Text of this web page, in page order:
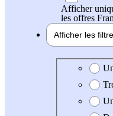
Afficher
les offres
Afficher les
Date de